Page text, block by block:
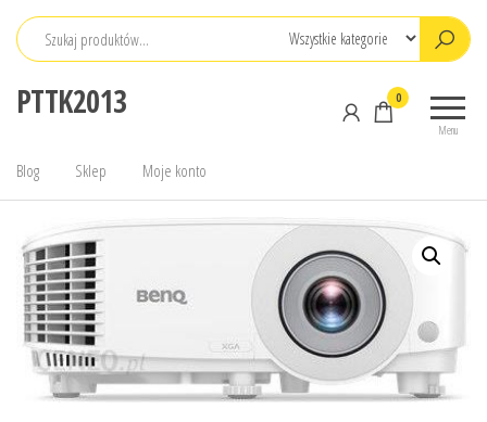
Przejdź
PTTK2013
Menu
0
Blog Sklep Moje konto